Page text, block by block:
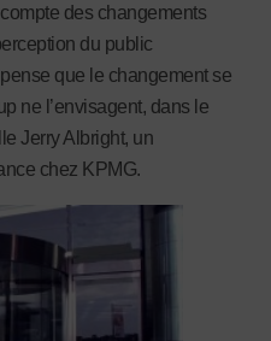
des changements
du public
que le changement se
ne l’envisagent, dans le
Jerry Albright, un
chez KPMG.